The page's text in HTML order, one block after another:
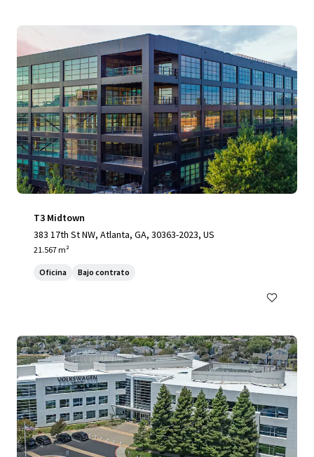
T3 Midtown
383 17th St NW, Atlanta, GA, 30363-2023, US
21.567 m²
Oficina Bajo contrato